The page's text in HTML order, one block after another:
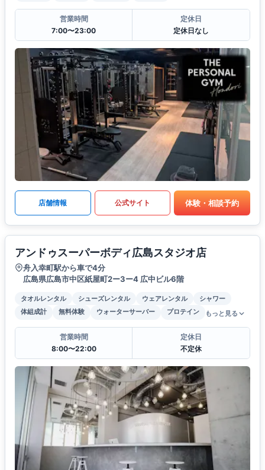
営業時間
7:00〜23:00
定休日
定休日なし
店舗情報 公式サイト 体験・相談予約
アンドゥスーパーボディ広島スタジオ店
舟入幸町駅から車で4分
広島県広島市中区紙屋町2ー3ー4 広中ビル6階
タオルレンタル シューズレンタル ウェアレンタル
シャワー
体組成計
無料体験 ウォーターサーバー プロテイン もっと見る
営業時間
8:00〜22:00
定休日
不定休